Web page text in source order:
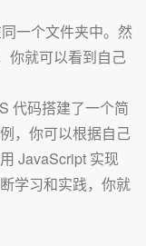
一个文件夹中。然
你就可以看到自己
代码搭建了一个简
，你可以根据自己
JavaScript 实现
学习和实践，你就